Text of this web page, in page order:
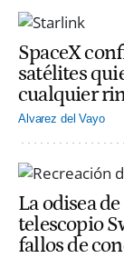
SpaceX
satélites
cualquier
Alvarez del Vayo
La odisea
telescopio
fallos de